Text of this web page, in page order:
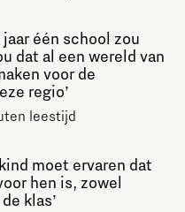
één school zou
dat al een wereld van
voor de
regio’
leestijd
moet ervaren dat
hen is, zowel
klas’